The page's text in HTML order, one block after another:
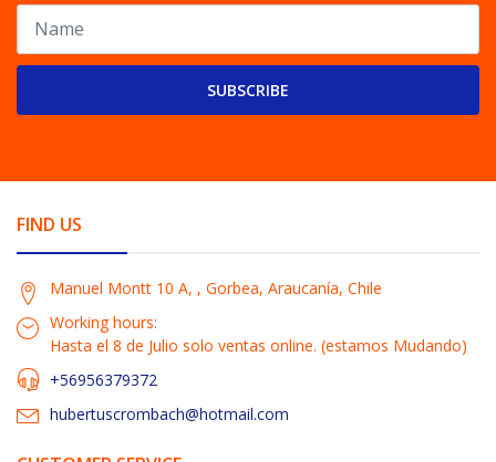
SUBSCRIBE
FIND US
Manuel Montt 10 A, , Gorbea, Araucanía, Chile
Working hours:
Hasta el 8 de Julio solo ventas online. (estamos Mudando)
+56956379372
hubertuscrombach@hotmail.com